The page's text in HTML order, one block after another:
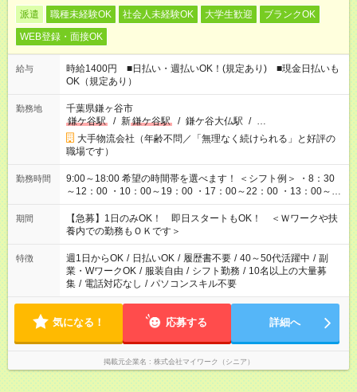
派遣 職種未経験OK 社会人未経験OK 大学生歓迎
ブランクOK
WEB登録・面接OK
給与
時給1400円 ■日払い・週払いOK！(規定あり) ■現金日払いも
OK（規定あり）
勤務地
千葉県鎌ヶ谷市
鎌ケ谷駅
/ 新鎌ケ谷駅 / 鎌ケ谷大仏駅 / …
大手物流会社（年齢不問／「無理なく続けられる」と好評の
職場です）
勤務時間
9:00～18:00 希望の時間帯を選べます！ ＜シフト例＞ ・8：30
～12：00 ・10：00～19：00 ・17：00～22：00 ・13：00～
22：00 ・22：00～翌6：00 など
期間
【急募】1日のみOK！ 即日スタートもOK！ ＜Ｗワークや扶
養内での勤務もＯＫです＞
特徴 週1日からOK / 日払いOK / 履歴書不要 / 40～50代活躍中 / 副
業・WワークOK / 服装自由 / シフト勤務 / 10名以上の大量募
集 / 電話対応なし / パソコンスキル不要
気になる！ 応募する 詳細へ
掲載元企業名 株式会社マイワーク（シニア）